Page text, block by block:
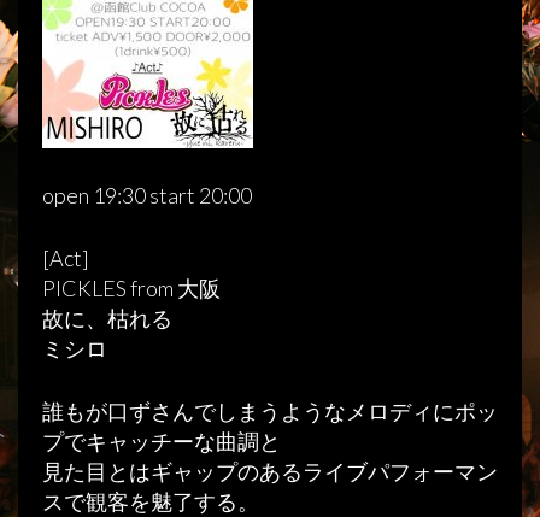
open 19:30 start 20:00
[Act]
PICKLES from 大阪
故に、枯れる
ミシロ
誰もが口ずさんでしまうようなメロディにポッ
プでキャッチーな曲調と
見た目とはギャップのあるライブパフォーマン
スで観客を魅了する。